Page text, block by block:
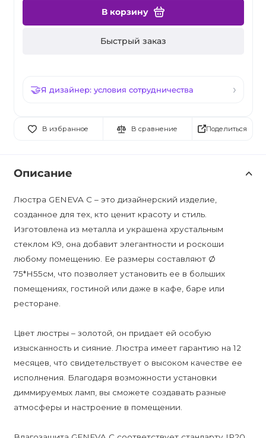
В корзину
Быстрый заказ
Я дизайнер: условия сотрудничества
В избранное В сравнение Поделиться
Описание
Люстра GENEVA C – это дизайнерский изделие,
созданное для тех, кто ценит красоту и стиль.
Изготовлена из металла и украшена хрустальным
стеклом K9, она добавит элегантности и роскоши
любому помещению. Ее размеры составляют Ø
75*Н55см, что позволяет установить ее в больших
помещениях, гостиной или даже в кафе, баре или
ресторане.
Цвет люстры – золотой, он придает ей особую
изысканность и сияние. Люстра имеет гарантию на 12
месяцев, что свидетельствует о высоком качестве ее
исполнения. Благодаря возможности установки
диммируемых ламп, вы сможете создавать разные
атмосферы и настроение в помещении.